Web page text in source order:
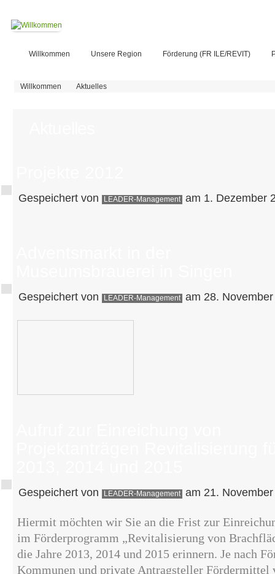
Willkommen Unsere Region Förderung (FR ILE/REVIT)
Sie sind hier
Willkommen Aktuelles
Gespeichert von LEADER-Management am 1. Dezember
Gespeichert von LEADER-Management am 28.
Gespeichert von LEADER-Management am 21.
Hiermit möchten wir Sie an die Frist zur
im Förderprogramm „Revitalisierung von
die Jahre 2013, 2014 und 2015 erinnern. Je nach
Kommunen und private Antragsteller Fördermittel